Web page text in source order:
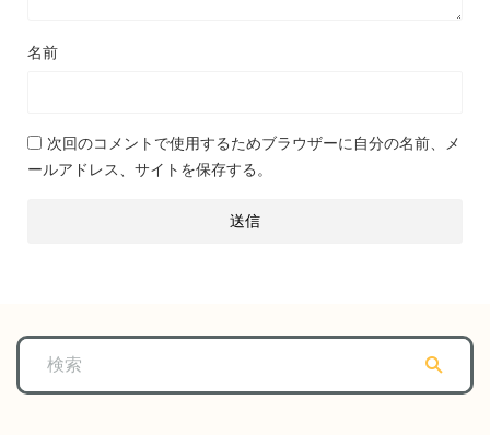
名前
次回のコメントで使用するためブラウザーに自分の名前、メ
ールアドレス、サイトを保存する。